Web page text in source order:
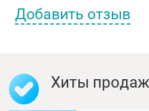
Добавить отзыв
Отзыв:
Хиты продаж